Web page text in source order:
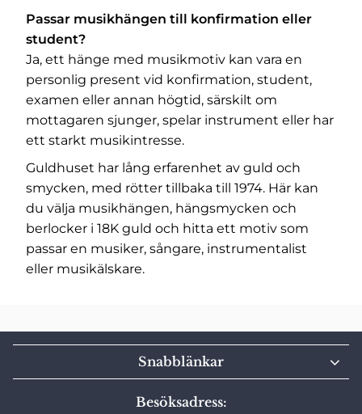
Passar musikhängen till konfirmation eller
student?
Ja, ett hänge med musikmotiv kan vara en
personlig present vid konfirmation, student,
examen eller annan högtid, särskilt om
mottagaren sjunger, spelar instrument eller har
ett starkt musikintresse.
Guldhuset har lång erfarenhet av guld och
smycken, med rötter tillbaka till 1974. Här kan
du välja musikhängen, hängsmycken och
berlocker i 18K guld och hitta ett motiv som
passar en musiker, sångare, instrumentalist
eller musikälskare.
Besöksadress:
Snabblänkar